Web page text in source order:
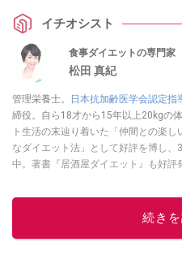
イチオシスト
食事ダイエットの専門家
松田 真紀
管理栄養士。 日本抗加齢医学会認定指
締役。自ら18才から15年以上20kgの
ト生活の末辿り着いた「仲間との楽
なダイエット法」として好評を博し
中。著書『居酒屋ダイエット』も好評
続き